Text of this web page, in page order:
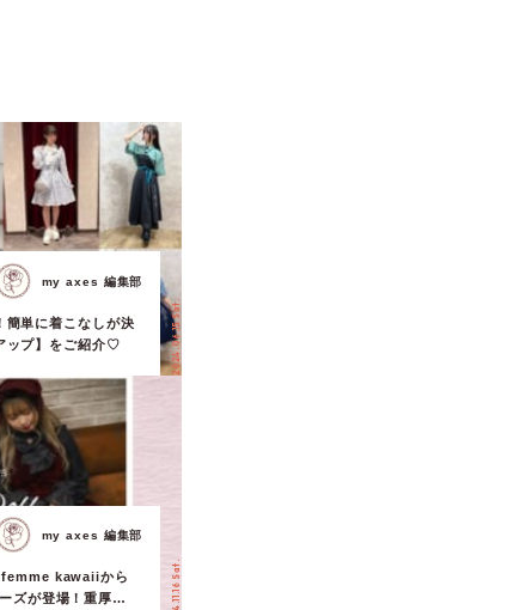
簡単に着こなしが決
ップ】をご紹介♡
2024.06.15 Sat.
my axes 編集部
kawaiiから
ズが登場！重厚感
2024.11.16 Sat.
my axes 編集部